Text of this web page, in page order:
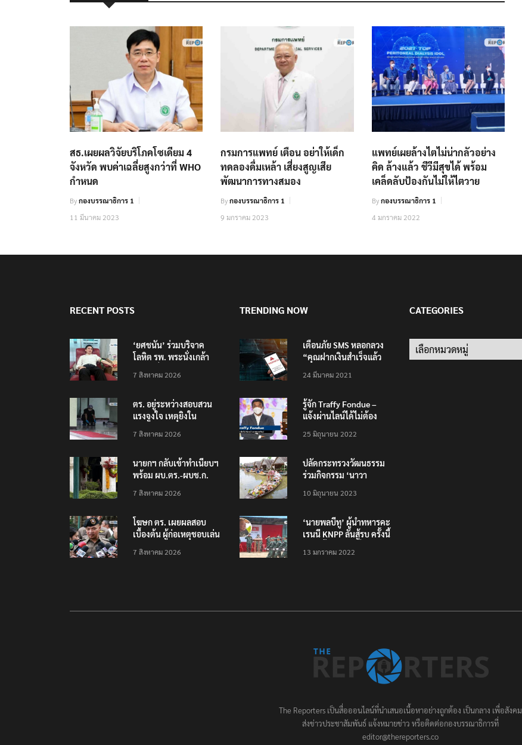
สธ.เผยผลวิจัยบริโภคโซเดียม 4
จังหวัด พบค่าเฉลี่ยสูงกว่าที่ WHO
กำหนด
Byกองบรรณาธิการ 1
11 มีนาคม 2023
กรมการแพทย์ เตือน อย่าให้เด็ก
ทดลองดื่มเหล้า เสี่ยงสูญเสีย
พัฒนาการทางสมอง
Byกองบรรณาธิการ 1
9 มกราคม 2023
แพทย์เผยล้างไตไม่น่ากลัวอย่าง
คิด ล้างแล้ว ชีวีมีสุขได้ พร้อม
เคล็ดลับป้องกันไม่ให้ไตวาย
Byกองบรรณาธิการ 1
4 มกราคม 2022
RECENT POSTS
‘ยศชนัน’ ร่วมบริจาค
โลหิต รพ. พระนั่งเกล้า
เทพศิรินทร์ นนทบุรี
7 สิงหาคม 2026
ตร. อยู่ระหว่างสอบสวน
แรงจูงใจ เหตุยิงใน
นนทบุรี พบเด็กก่อเหตุ
7 สิงหาคม 2026
นายกฯ กลับเข้าทำเนียบฯ
พร้อม ผบ.ตร.-ผบช.ก.
ปืนเถื่อน
7 สิงหาคม 2026
โฆษก ตร. เผยผลสอบ
เบื้องต้น ผู้ก่อเหตุชอบเล่น
เหตุรุนแรงก่อนลงมือ
7 สิงหาคม 2026
TRENDING NOW
เตือนภัย SMS หลอกลวง
“คุณฝากเงินสำเร็จแล้ว
200,000 บาท”
24 มีนาคม 2021
รู้จัก Traffy Fondue –
แจ้งผ่านไลน์ได้ไม่ต้อง
ทั่วไทย ไม่ใช่แค่ในกรุง
25 มิถุนายน 2022
ปลัดกระทรวงวัฒนธรรม
ร่วมกิจกรรม ‘นาวา
ตักบาตรทางน้ำ
10 มิถุนายน 2023
‘นายพลบีทู’ ผู้นำทหารคะ
เรนนี KNPP ลั่นสู้รบ ครั้งนี้
ประชาชนต้องชนะ
13 มกราคม 2022
CATEGORIES
Categories
The Reporters เป็นสื่อออนไลน์ที่นำเสนอเนื้อหาอย่างถูกต้อง เป็นกลาง เพื่อสังคม
ส่งข่าวประชาสัมพันธ์ แจ้งหมายข่าว หรือติดต่อกองบรรณาธิการที่
editor@thereporters.co